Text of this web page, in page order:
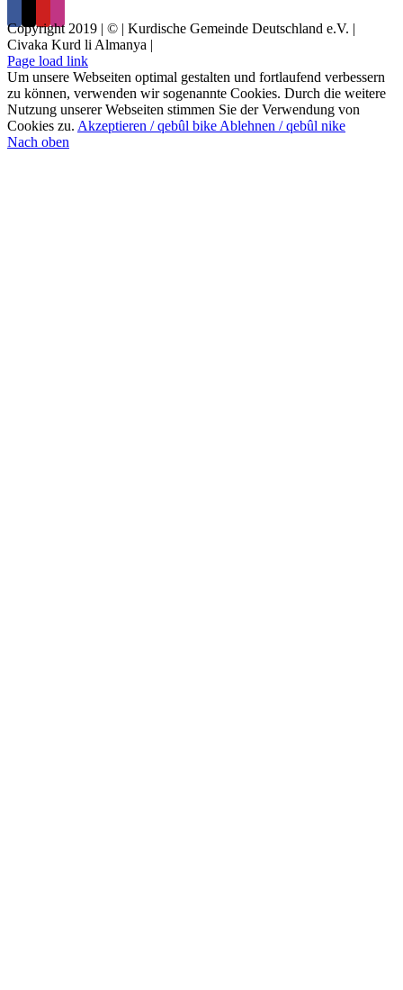
Copyright 2019 | © | Kurdische Gemeinde Deutschland e.V. |
Civaka Kurd li Almanya |
Page load link
Um unsere Webseiten optimal gestalten und fortlaufend verbessern
zu können, verwenden wir sogenannte Cookies. Durch die weitere
Nutzung unserer Webseiten stimmen Sie der Verwendung von
Cookies zu. Akzeptieren / qebûl bike Ablehnen / qebûl nike
Nach oben